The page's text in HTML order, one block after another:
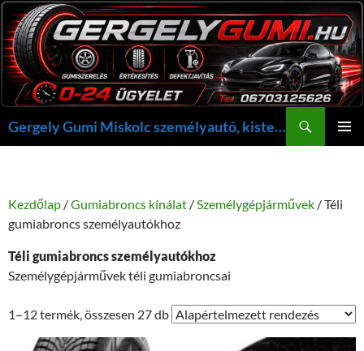
Kilépés
a
tartalomba
Gergely Gumi Miskolc személyautó, kisteherautó gumi szerelés javítás +36703125626 NON-STOP ügyelet, gergelygumi@gergelygumi.hu
Kezdőlap /Gumiabroncs kínálat /Személygépjárművek / Téli
gumiabroncs személyautókhoz
Téli gumiabroncs személyautókhoz
Személygépjárművek téli gumiabroncsai
1–12 termék, összesen 27 db